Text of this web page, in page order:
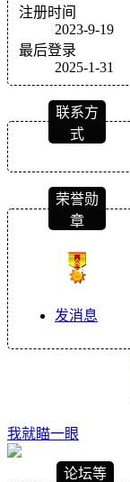
注册时间
2023-9-19
最后登录
2025-1-31
联系方
式
荣誉勋
章
发消息
我就瞄一眼
论坛等